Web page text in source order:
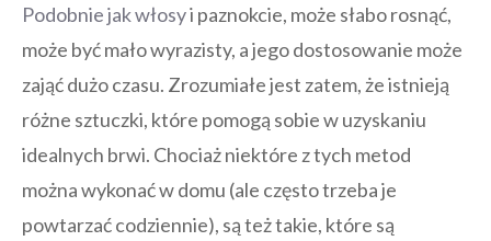
Podobnie jak włosyi paznokcie, może słabo rosnąć,
może być mało wyrazisty, a jego dostosowanie może
zająć dużo czasu. Zrozumiałe jest zatem, że istnieją
różne sztuczki, które pomogą sobie w uzyskaniu
idealnych brwi. Chociaż niektóre z tych metod
można wykonać w domu (ale często trzeba je
powtarzać codziennie), są też takie, które są